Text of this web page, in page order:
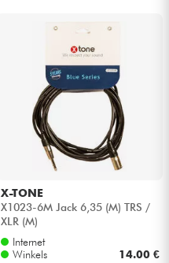
X-TONE
X1023-6M Jack 6,35 (M) TRS /
XLR (M)
Internet
Winkels
14.00 €